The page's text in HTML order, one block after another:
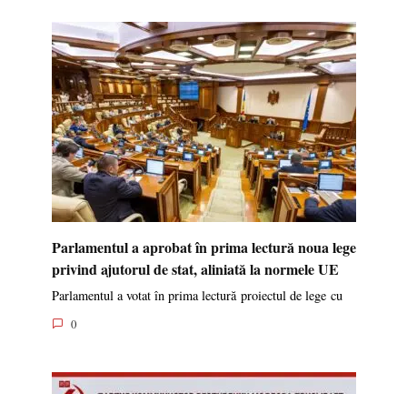
Parlamentul a aprobat în prima lectură noua lege
privind ajutorul de stat, aliniată la normele UE
Parlamentul a votat în prima lectură proiectul de lege cu
0